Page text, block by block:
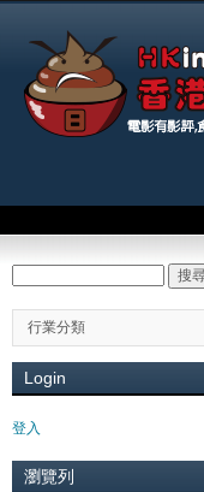
行業分類
Login
登入
瀏覽列